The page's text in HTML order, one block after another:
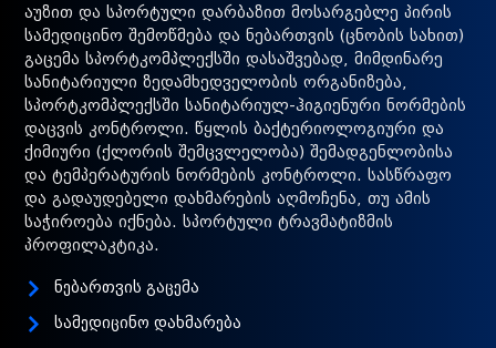
აუზით და სპორტული დარბაზით მოსარგებლე პირის
სამედიცინო შემოწმება და ნებართვის (ცნობის სახით)
გაცემა სპორტკომპლექსში დასაშვებად, მიმდინარე
სანიტარიული ზედამხედველობის ორგანიზება,
სპორტკომპლექსში სანიტარიულ-ჰიგიენური ნორმების
დაცვის კონტროლი. წყლის ბაქტერიოლოგიური და
ქიმიური (ქლორის შემცვლელობა) შემადგენლობისა
და ტემპერატურის ნორმების კონტროლი. სასწრაფო
და გადაუდებელი დახმარების აღმოჩენა, თუ ამის
საჭიროება იქნება. სპორტული ტრავმატიზმის
პროფილაკტიკა.
ნებართვის გაცემა
სამედიცინო დახმარება